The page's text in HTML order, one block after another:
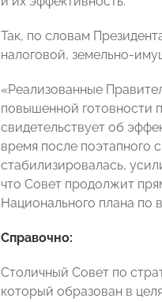
Так, по словам
налоговой, земельно-
«Реализованные
повышенной готовности
свидетельствует об
время после поэтапного
стабилизировалась,
что Совет продолжит
Национального плана по
Справочно:
Столичный Совет по
который образован в